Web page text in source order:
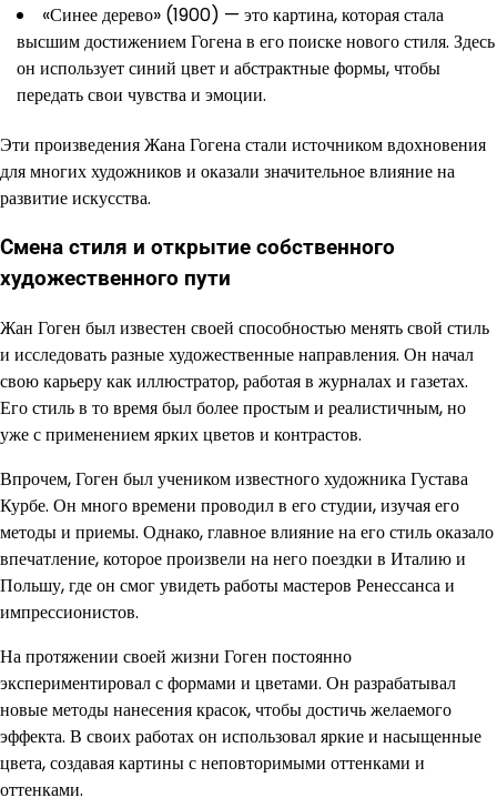
«Синее дерево» (1900) — это картина, которая стала
высшим достижением Гогена в его поиске нового стиля. Здесь
он использует синий цвет и абстрактные формы, чтобы
передать свои чувства и эмоции.
Эти произведения Жана Гогена стали источником вдохновения
для многих художников и оказали значительное влияние на
развитие искусства.
Смена стиля и открытие собственного
художественного пути
Жан Гоген был известен своей способностью менять свой стиль
и исследовать разные художественные направления. Он начал
свою карьеру как иллюстратор, работая в журналах и газетах.
Его стиль в то время был более простым и реалистичным, но
уже с применением ярких цветов и контрастов.
Впрочем, Гоген был учеником известного художника Густава
Курбе. Он много времени проводил в его студии, изучая его
методы и приемы. Однако, главное влияние на его стиль оказало
впечатление, которое произвели на него поездки в Италию и
Польшу, где он смог увидеть работы мастеров Ренессанса и
импрессионистов.
На протяжении своей жизни Гоген постоянно
экспериментировал с формами и цветами. Он разрабатывал
новые методы нанесения красок, чтобы достичь желаемого
эффекта. В своих работах он использовал яркие и насыщенные
цвета, создавая картины с неповторимыми оттенками и
оттенками.